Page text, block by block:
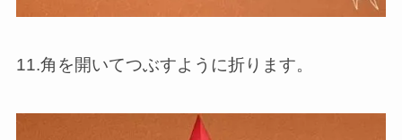
11.角を開いてつぶすように折ります。